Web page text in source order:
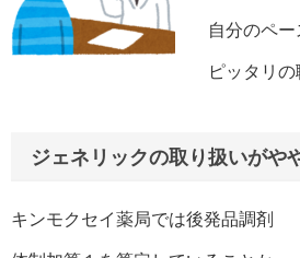
自分のペ
ピッタリの
ジェネリックの取り扱いがや
キンモクセイ薬局では後発品調剤